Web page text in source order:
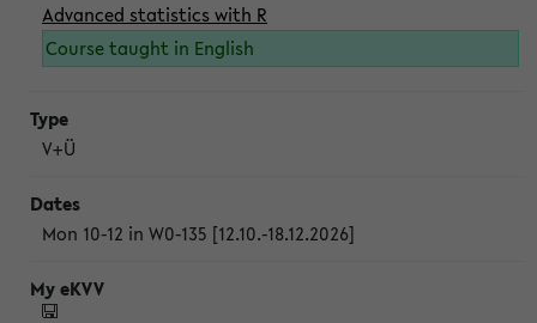
Advanced statistics with R
Course taught in English
V+Ü
Mon 10-12 in W0-135 [12.10.-18.12.2026]